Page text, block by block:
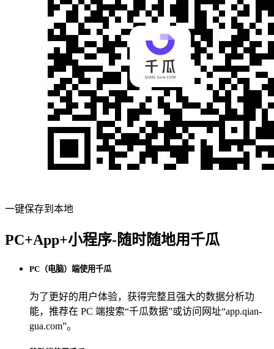
一键保存到本地
PC+App+小程序-随时随地用千瓜
PC（电脑）端使用千瓜
为了更好的用户体验，获得完整且强大的数据分析功
能，推荐在 PC 端搜索“千瓜数据”或访问网址“app.qian-
gua.com”。